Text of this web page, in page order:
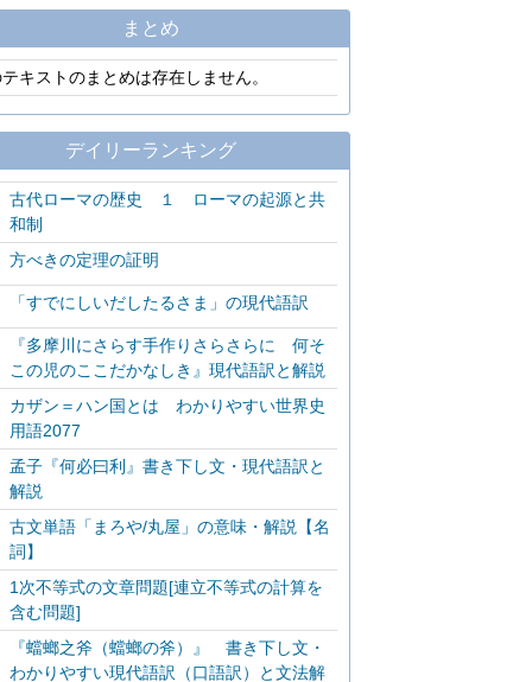
まとめ
テキストのまとめは存在しません。
デイリーランキング
古代ローマの歴史 １ ローマの起源と共
和制
方べきの定理の証明
「すでにしいだしたるさま」の現代語訳
『多摩川にさらす手作りさらさらに 何そ
この児のここだかなしき』現代語訳と解説
カザン＝ハン国とは わかりやすい世界史
用語2077
孟子『何必曰利』書き下し文・現代語訳と
解説
古文単語「まろや/丸屋」の意味・解説【名
詞】
1次不等式の文章問題[連立不等式の計算を
含む問題]
『蟷螂之斧（蟷螂の斧）』 書き下し文・
わかりやすい現代語訳（口語訳）と文法解